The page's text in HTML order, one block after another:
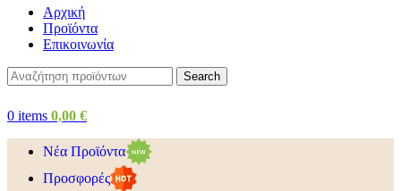
Αρχική
Προϊόντα
Επικοινωνία
Search
0 items 0,00 €
Νέα Προϊόντα
Προσφορές